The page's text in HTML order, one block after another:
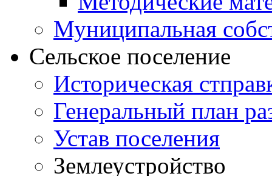
Муниципальная
Сельское поселение
Историческая
Генеральный план
Устав поселения
Землеустройство